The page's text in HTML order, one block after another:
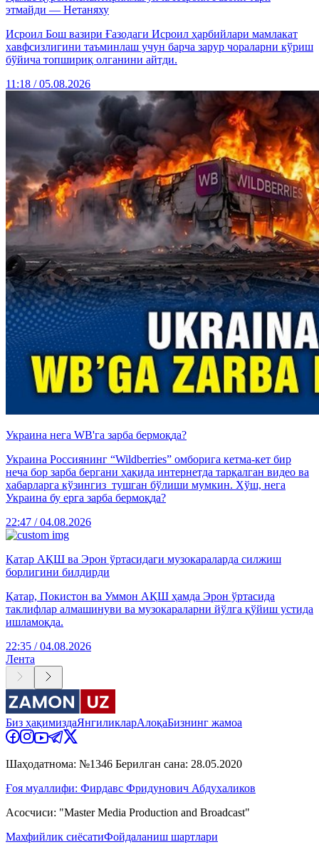
этмайди — Нетаняху
Исроил Бош вазири Ғазодаги Исроил ҳарбийлари мамлакат
хавфсизлигини таъминлаш учун барча зарур чораларни кўриш
бўйича топшириқ олганини айтди.
11:18 / 05.08.2026
Украина нега WB'га зарба бермоқда?
Украина Россиянинг “Wildberries” омборига кетма-кет бир
неча бор зарба бергани ҳақида интернетда тарқалган видео ва
хабарларга кўзингиз тушган бўлиши мумкин. Хўш, нега
Украина бу ерга зарба бермоқда?
22:47 / 04.08.2026
Қатар АҚШ ва Эрон ўртасидаги музокараларда силжиш
борлигини билдирди
Қатар, Покистон ва Уммон АҚШ ҳамда Эрон ўртасида
таклифлар алмашинуви ва музокараларни йўлга қўйиш устида
ишламоқда.
22:35 / 04.08.2026
Лента
Биз ҳақимиздаЯнгиликларАлоқаБизнинг жамоа
Шаҳодатнома: №1346 Берилган сана: 28.05.2020
Ғоя муаллифи: Фирдавс Фридунович Абдухаликов
Асосчиси: "Master Media Production and Broadcast"
Махфийлик сиёсатиФойдаланиш шартлари